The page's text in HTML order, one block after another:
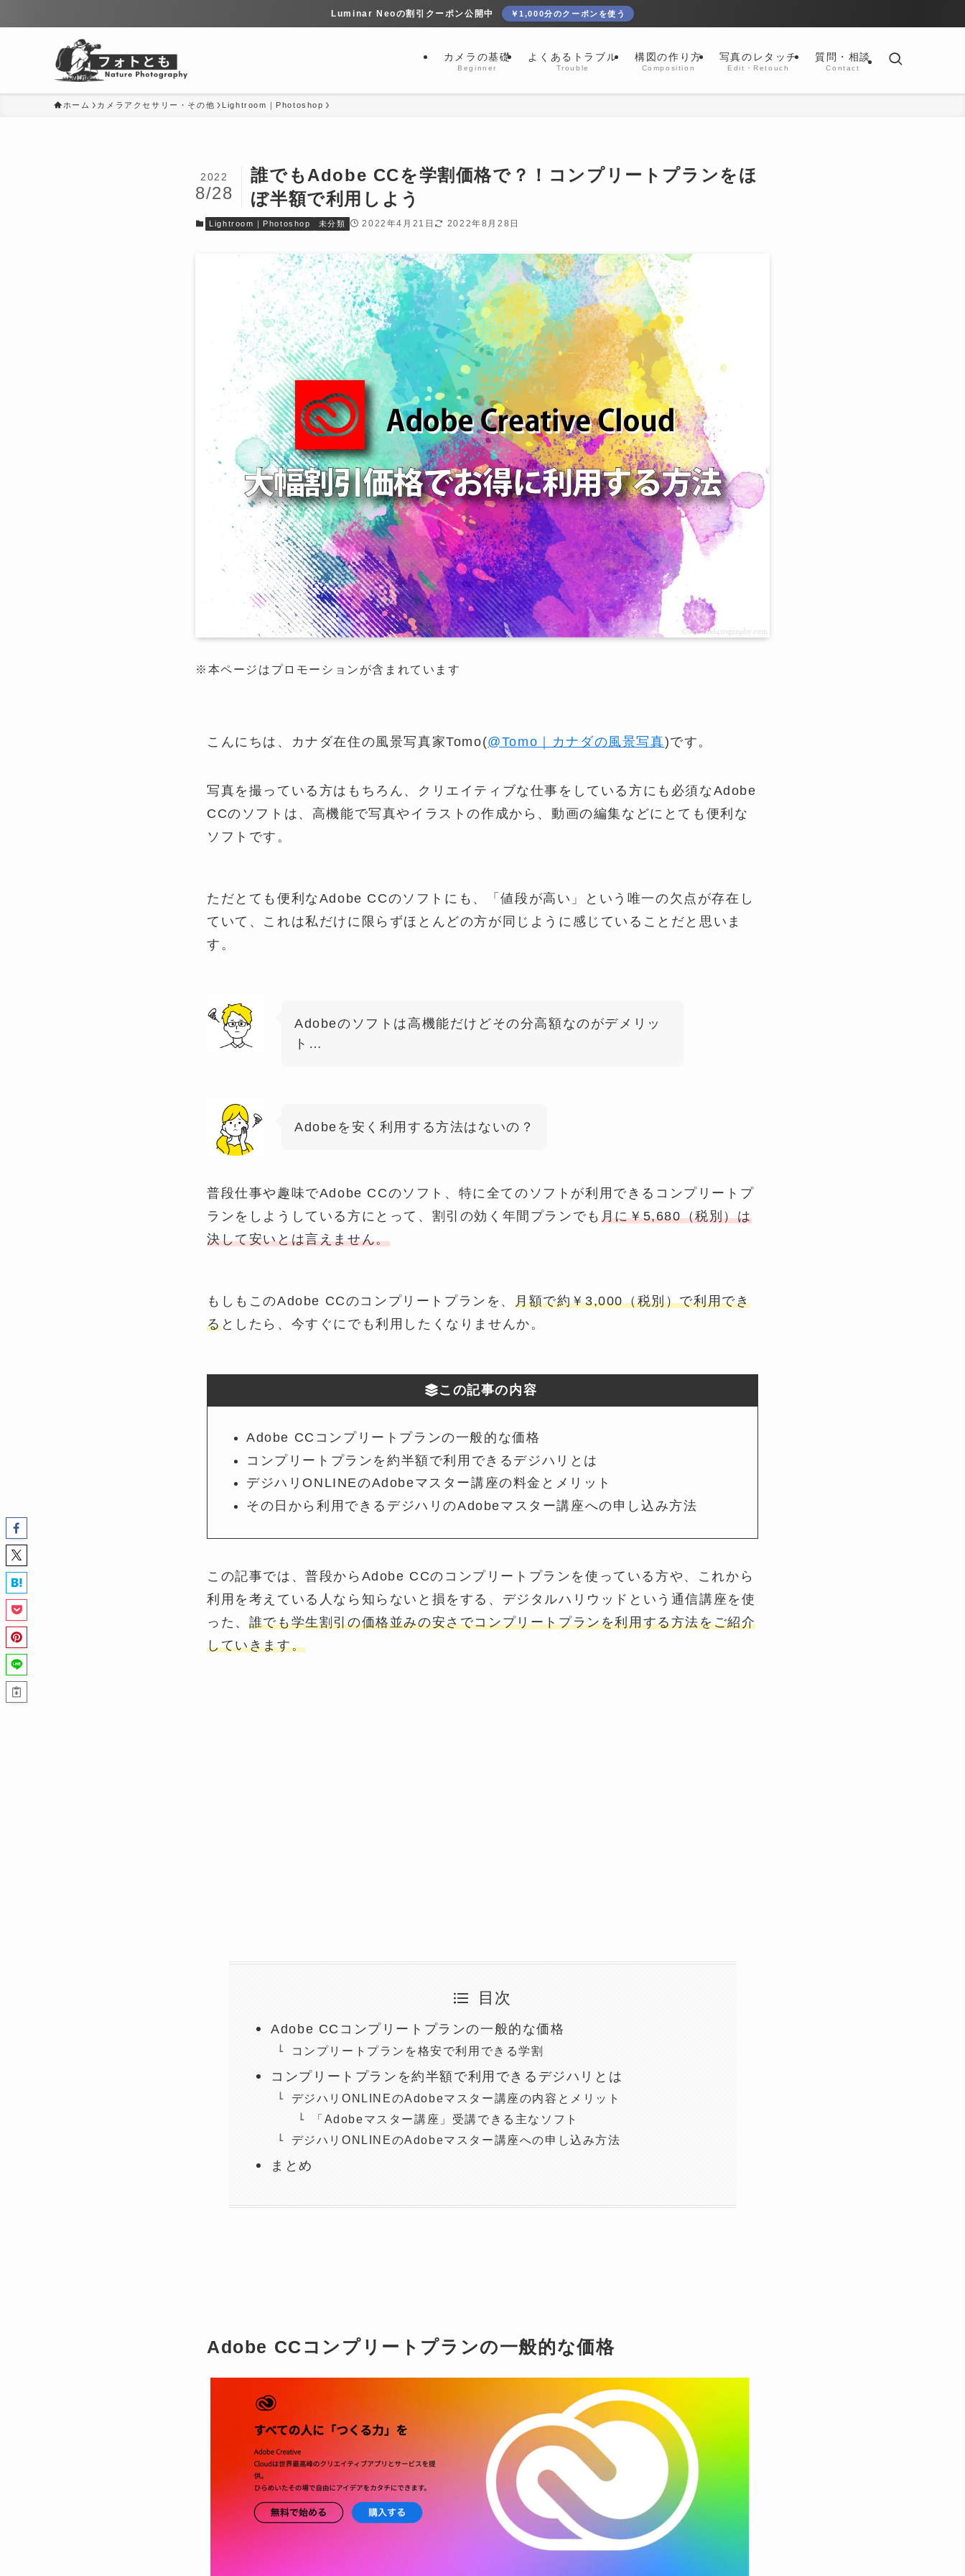
Luminar Neoの割引クーポン公開中 ￥1,000分のクーポンを使う
カメラの基礎
Beginner
よくあるトラブル
Trouble
構図の作り方
Composition
写真のレタッチ
Edit・Retouch
質問・相談
Contact
ホーム カメラアクセサリー・その他 Lightroom｜Photoshop
誰でもAdobe CCを学割価格で？！コンプリートプランをほ
ぼ半額で利用しよう
2022
8/28
Lightroom｜Photoshop 未分類 2022年4月21日 2022年8月28日
※本ページはプロモーションが含まれています
こんにちは、カナダ在住の風景写真家Tomo(@Tomo｜カナダの風景写真)です。
写真を撮っている方はもちろん、クリエイティブな仕事をしている方にも必須なAdobe
CCのソフトは、高機能で写真やイラストの作成から、動画の編集などにとても便利な
ソフトです。
ただとても便利なAdobe CCのソフトにも、「値段が高い」という唯一の欠点が存在し
ていて、これは私だけに限らずほとんどの方が同じように感じていることだと思いま
す。
Adobeのソフトは高機能だけどその分高額なのがデメリッ
ト…
Adobeを安く利用する方法はないの？
普段仕事や趣味でAdobe CCのソフト、特に全てのソフトが利用できるコンプリートプ
ランをしようしている方にとって、割引の効く年間プランでも 月に￥5,680（税別）は
決して安いとは言えません。
もしもこのAdobe CCのコンプリートプランを、 月額で約￥3,000（税別）で利用でき
るとしたら、今すぐにでも利用したくなりませんか。
この記事の内容
Adobe CCコンプリートプランの一般的な価格
コンプリートプランを約半額で利用できるデジハリとは
デジハリONLINEのAdobeマスター講座の料金とメリット
その日から利用できるデジハリのAdobeマスター講座への申し込み方法
この記事では、普段からAdobe CCのコンプリートプランを使っている方や、これから
利用を考えている人なら知らないと損をする、デジタルハリウッドという通信講座を使
った、 誰でも学生割引の価格並みの安さでコンプリートプランを利用する方法をご紹介
していきます。
目次
Adobe CCコンプリートプランの一般的な価格
コンプリートプランを格安で利用できる学割
コンプリートプランを約半額で利用できるデジハリとは
デジハリONLINEのAdobeマスター講座の内容とメリット
「Adobeマスター講座」受講できる主なソフト
デジハリONLINEのAdobeマスター講座への申し込み方法
まとめ
Adobe CCコンプリートプランの一般的な価格